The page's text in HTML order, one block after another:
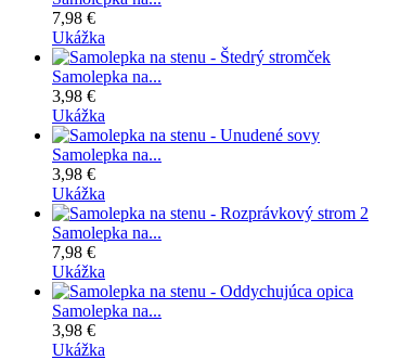
7,98 €
Ukážka
Samolepka na...
3,98 €
Ukážka
Samolepka na...
3,98 €
Ukážka
Samolepka na...
7,98 €
Ukážka
Samolepka na...
3,98 €
Ukážka